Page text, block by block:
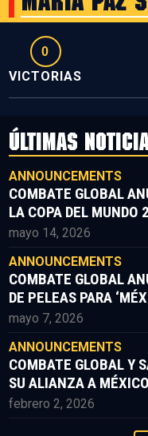
0
VICTORIAS
ÚLTIMAS
ANNOUNCEMENTS
COMBATE GLOBAL
LA COPA DEL MUNDO
mayo 14, 2026
ANNOUNCEMENTS
COMBATE GLOBAL
DE PELEAS PARA
PARTE II’
mayo 7, 2026
ANNOUNCEMENTS
COMBATE GLOBAL Y
SU ALIANZA A MÉXICO
febrero 2, 2026